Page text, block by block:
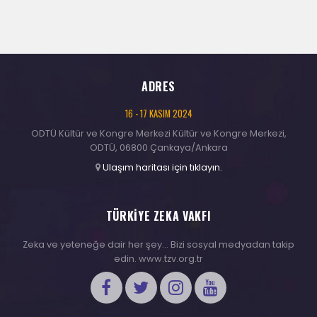
ADRES
16 - 17 KASIM 2024
ODTÜ Kültür ve Kongre Merkezi Kültür ve Kongre Merkezi,
ODTÜ, 06800 Çankaya/Ankara
Ulaşım haritası için tıklayın.
TÜRKİYE ZEKA VAKFI
Zeka ve yeteneğe dair her şey… Bizi sosyal medyadan takip
edin. www.tzv.org.tr